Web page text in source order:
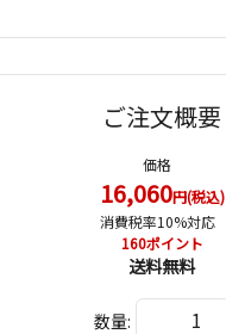
ご注文概要
価格
16,060円(税込)
消費税率10%対応
160ポイント
送料無料
数量: